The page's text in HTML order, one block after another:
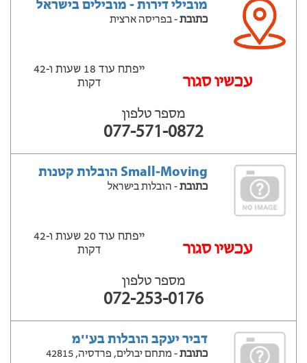
מובילי דירות - מובילים בישראל
כתובת- בפריסה ארצית
עכשיו סגור
ייפתח עוד 18 שעות ‫ו-42
דקות
מספר טלפון
077-571-0872
Small-Moving הובלות קטנות
כתובת- הובלות בישראל
עכשיו סגור
ייפתח עוד 20 שעות ‫ו-42
דקות
מספר טלפון
072-253-0176
דביר יעקב הובלות בע''מ
כתובת- מתחם יבולים, פרדסיה, 42815